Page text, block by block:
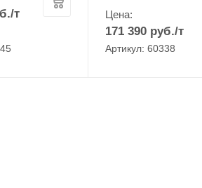
/т Цена:
171 390 руб./т
Артикул: 60338